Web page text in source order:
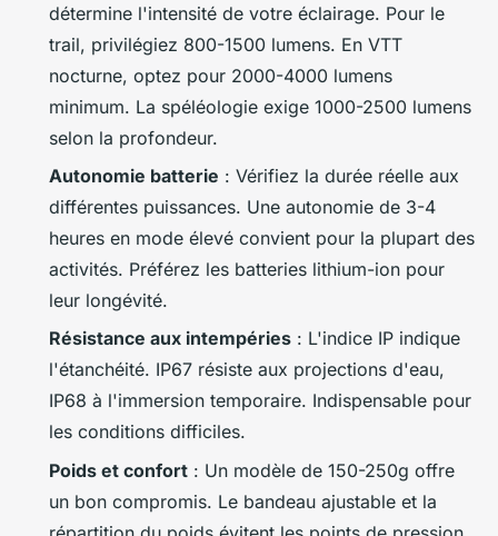
détermine l'intensité de votre éclairage. Pour le
trail, privilégiez 800-1500 lumens. En VTT
nocturne, optez pour 2000-4000 lumens
minimum. La spéléologie exige 1000-2500 lumens
selon la profondeur.
Autonomie batterie : Vérifiez la durée réelle aux
différentes puissances. Une autonomie de 3-4
heures en mode élevé convient pour la plupart des
activités. Préférez les batteries lithium-ion pour
leur longévité.
Résistance aux intempéries : L'indice IP indique
l'étanchéité. IP67 résiste aux projections d'eau,
IP68 à l'immersion temporaire. Indispensable pour
les conditions difficiles.
Poids et confort : Un modèle de 150-250g offre
un bon compromis. Le bandeau ajustable et la